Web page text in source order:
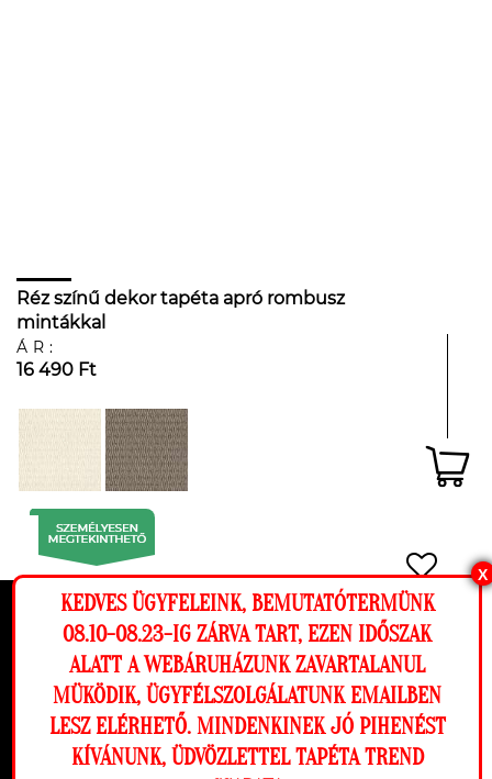
Ez a weboldal cookie-kat használ, hogy a
lehető legjobb élményt nyújtsa honlapunkon.
Beállítások
Elutasítom Engedélyezem
Réz színű dekor tapéta apró rombusz
mintákkal
ÁR:
16 490 Ft
X
KEDVES ÜGYFELEINK, BEMUTATÓTERMÜNK
08.10-08.23-IG ZÁRVA TART, EZEN IDŐSZAK
ALATT A WEBÁRUHÁZUNK ZAVARTALANUL
MÜKÖDIK, ÜGYFÉLSZOLGÁLATUNK EMAILBEN
LESZ ELÉRHETŐ. MINDENKINEK JÓ PIHENÉST
KÍVÁNUNK, ÜDVÖZLETTEL TAPÉTA TREND